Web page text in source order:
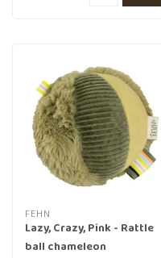
FEHN
Lazy, Crazy, Pink - Rattle
ball chameleon